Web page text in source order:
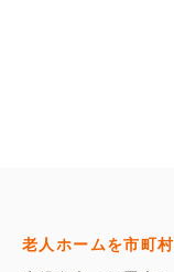
老人ホームを市町